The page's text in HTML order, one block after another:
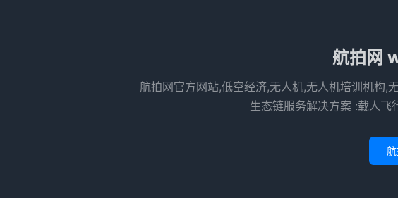
航拍网
航拍网官方网站,低空经济,无人机,无人机培训机构,
生态链服务解决方案 :载人飞